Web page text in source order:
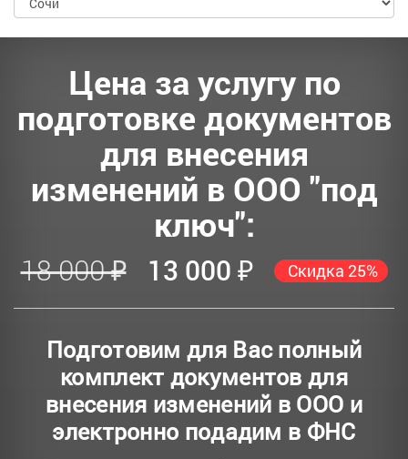
Цена за услугу по
подготовке документов
для внесения
изменений в ООО "под
ключ":
18 000 ₽ 13 000 ₽ Скидка 25%
Подготовим для Вас полный
комплект документов для
внесения изменений в ООО и
электронно подадим в ФНС